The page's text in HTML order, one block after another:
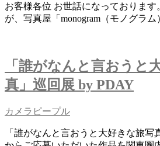
お客様各位 お世話になっておりま
が、写真屋「monogram（モノグラ
「誰がなんと言おうと
真」巡回展 by PDAY
カメラピープル
「誰がなんと言おうと大好きな旅